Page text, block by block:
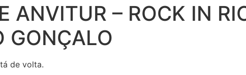
ANVITUR – ROCK IN
GONÇALO
de volta.